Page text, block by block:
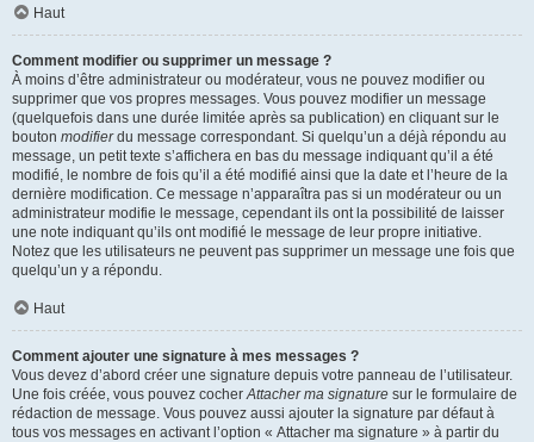
Haut
Comment modifier ou supprimer un message ?
À moins d’être administrateur ou modérateur, vous ne pouvez modifier ou
supprimer que vos propres messages. Vous pouvez modifier un message
(quelquefois dans une durée limitée après sa publication) en cliquant sur le
bouton modifierdu message correspondant. Si quelqu’un a déjà répondu au
message, un petit texte s’affichera en bas du message indiquant qu’il a été
modifié, le nombre de fois qu’il a été modifié ainsi que la date et l’heure de la
dernière modification. Ce message n’apparaîtra pas si un modérateur ou un
administrateur modifie le message, cependant ils ont la possibilité de laisser
une note indiquant qu’ils ont modifié le message de leur propre initiative.
Notez que les utilisateurs ne peuvent pas supprimer un message une fois que
quelqu’un y a répondu.
Haut
Comment ajouter une signature à mes messages ?
Vous devez d’abord créer une signature depuis votre panneau de l’utilisateur.
Une fois créée, vous pouvez cocherAttacher ma signature sur le formulaire de
rédaction de message. Vous pouvez aussi ajouter la signature par défaut à
tous vos messages en activant l’option « Attacher ma signature » à partir du